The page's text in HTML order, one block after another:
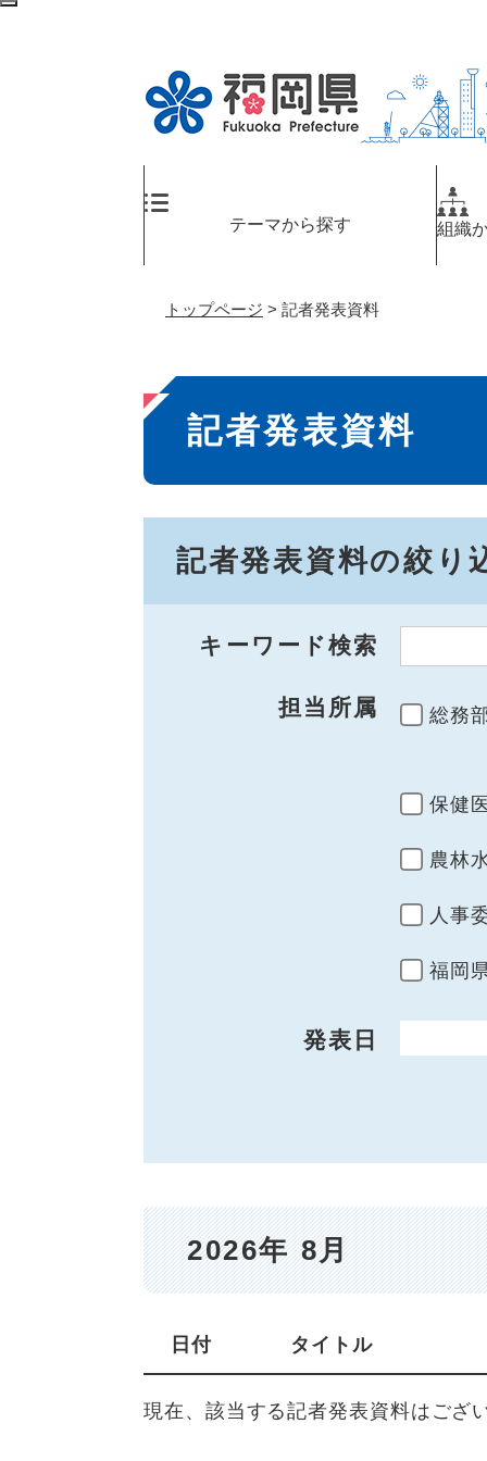
ペ
メ
テーマから探す 組織
トップページ > 記者発表資料
本
文
記者発表資料
記者発表資料の絞り
キーワード検索
担当所属 総務
保健
農林
人事
福岡
発表日
開始日
2026年 8月
日付 タイトル
現在、該当する記者発表資料はござ